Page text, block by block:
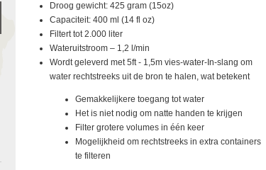
Droog gewicht: 425 gram (15oz)
Capaciteit: 400 ml (14 fl oz)
Filtert tot 2.000 liter
Wateruitstroom – 1,2 l/min
Wordt geleverd met 5ft - 1,5m vies-water-In-slang om
water rechtstreeks uit de bron te halen, wat betekent
Gemakkelijkere toegang tot water
Het is niet nodig om natte handen te krijgen
Filter grotere volumes in één keer
Mogelijkheid om rechtstreeks in extra containers
te filteren